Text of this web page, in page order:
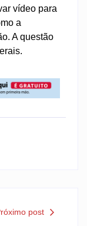
vídeo para
a
A questão
post